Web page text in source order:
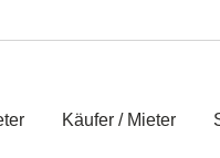
Käufer / Mieter